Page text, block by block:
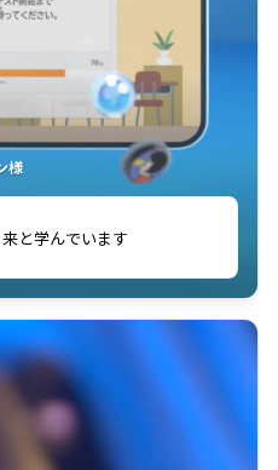
様
と学んでいます
題が解けてうれしい」「解く
ています